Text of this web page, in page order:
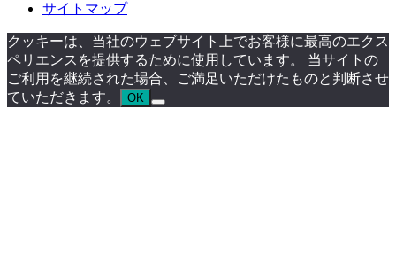
サイトマップ
クッキーは、当社のウェブサイト上でお客様に最高のエクス
ペリエンスを提供するために使用しています。 当サイトの
ご利用を継続された場合、ご満足いただけたものと判断させ
ていただきます。
OK